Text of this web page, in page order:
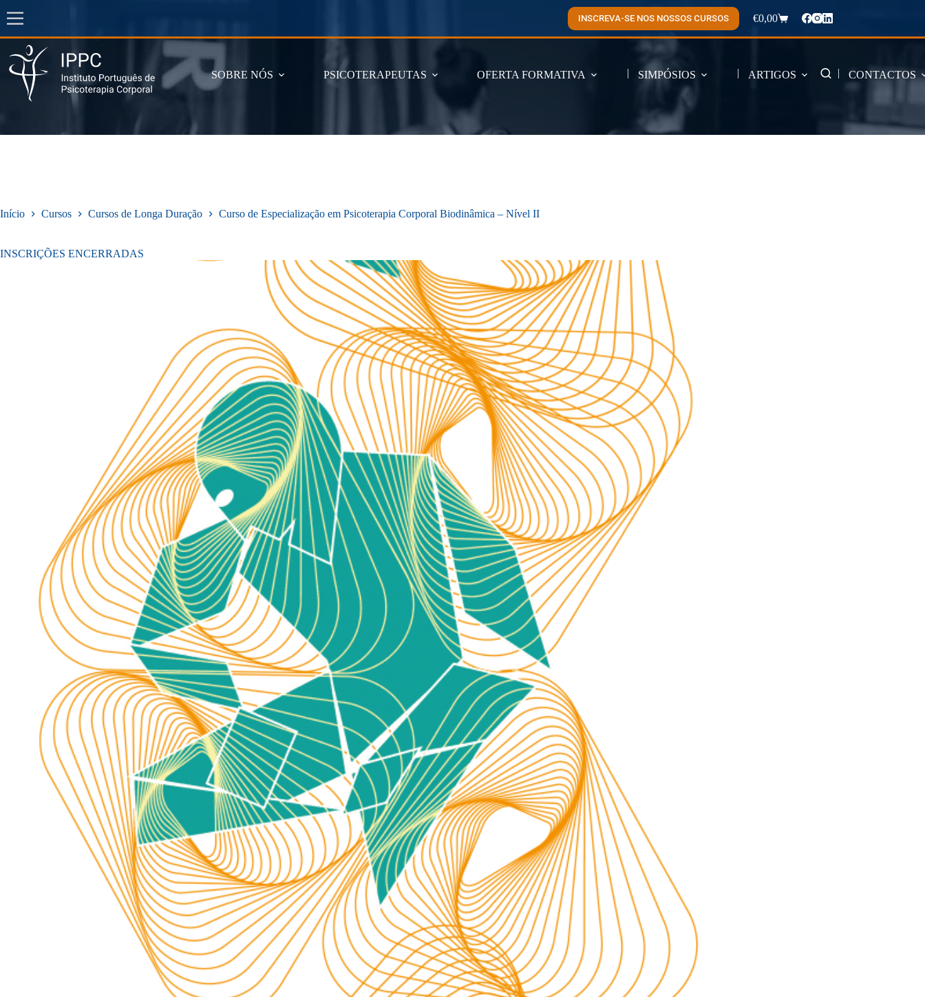
para
conteúdo
INSCREVA-SE NOS NOSSOS CURSOS
Carrinho
de
€0,00
SOBRE NÓS PSICOTERAPEUTAS OFERTA FORMATIVA SIMPÓSIOS ARTIGOS CONTACTOS
Início Cursos Cursos de Longa Duração Curso de Especialização em Psicoterapia Corporal Biodinâmica – Nível II
INSCRIÇÕES ENCERRADAS